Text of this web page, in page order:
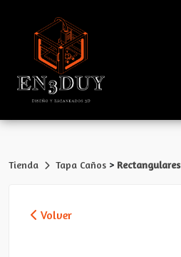
Tienda Tapa Caños > Rectangulares
Volver